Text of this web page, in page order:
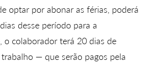
optar por abonar as férias, poderá
desse período para a
o colaborador terá 20 dias de
— que serão pagos pela